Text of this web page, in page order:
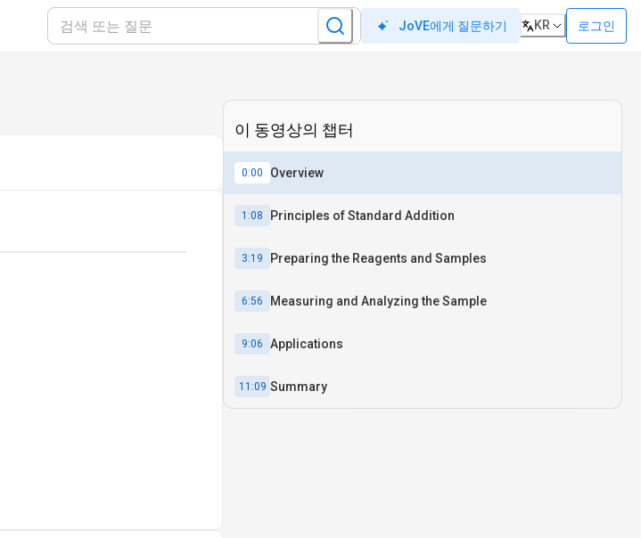
JoVE에게 질문하기 KR 로그인
이 동영상의 챕터
0:00 Overview
1:08 Principles of Standard Addition
3:19 Preparing the Reagents and Samples
6:56 Measuring and Analyzing the Sample
9:06 Applications
11:09 Summary